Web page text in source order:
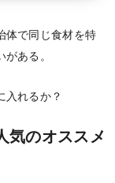
体で同じ食材を特
ある。
入れるか？
気のオススメ